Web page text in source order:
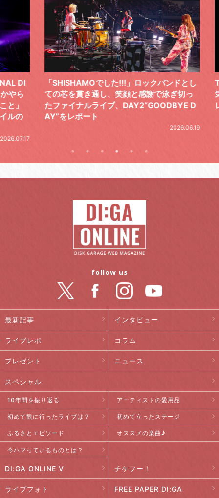
DI
ら
」
の
「SHISHAMOでした!!!」ロックバンドとし
ての芯を貫き通し、笑顔と感謝で泳ぎ切っ
たファイナルライブ、DAY2“GOODBYE D
AY”をレポート
2026.06.19
気
レ
最新記事 インタビュー
ライブレポ コラム
プレゼント ニュース
スペシャル
10年間を振り返る アーティストの愛用品
初めて観に行ったライブは？ 初めて立ったステージ
ふるさとエピソード オススメの楽曲♪
今ハマっているものとは？
DI:GA ONLINE V チケフー！
ライブフォト FREE PAPER DI:GA
follow us